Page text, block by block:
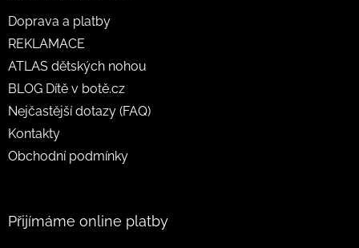
Doprava a platby
REKLAMACE
ATLAS dětských nohou
BLOG Dítě v botě.cz
Nejčastější dotazy (FAQ)
Kontakty
Obchodní podmínky
Přijímáme online platby